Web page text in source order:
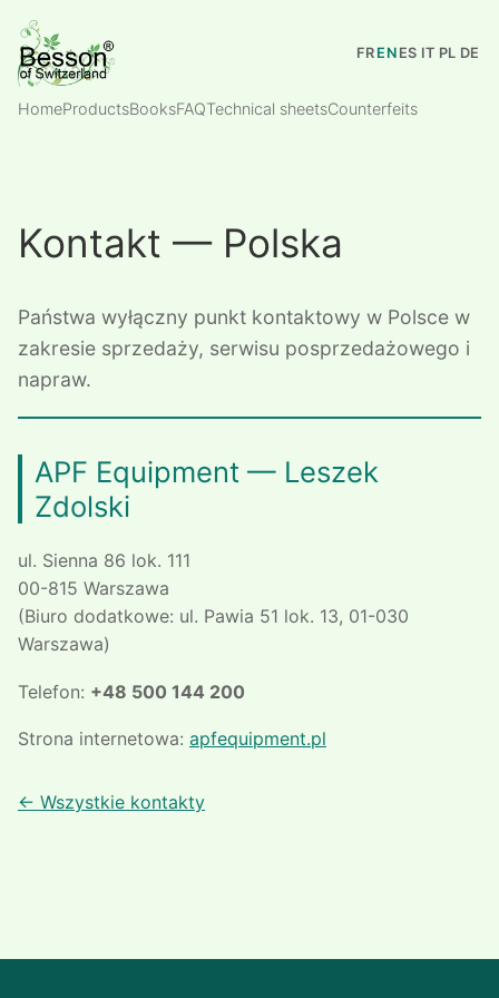
HomeProductsBooksFAQTechnical sheetsCounterfeits
FR EN ES IT PL DE
Kontakt — Polska
Państwa wyłączny punkt kontaktowy w Polsce w
zakresie sprzedaży, serwisu posprzedażowego i
napraw.
APF Equipment — Leszek
Zdolski
ul. Sienna 86 lok. 111
00-815 Warszawa
(Biuro dodatkowe: ul. Pawia 51 lok. 13, 01-030
Warszawa)
Telefon: +48 500 144 200
Strona internetowa: apfequipment.pl
← Wszystkie kontakty